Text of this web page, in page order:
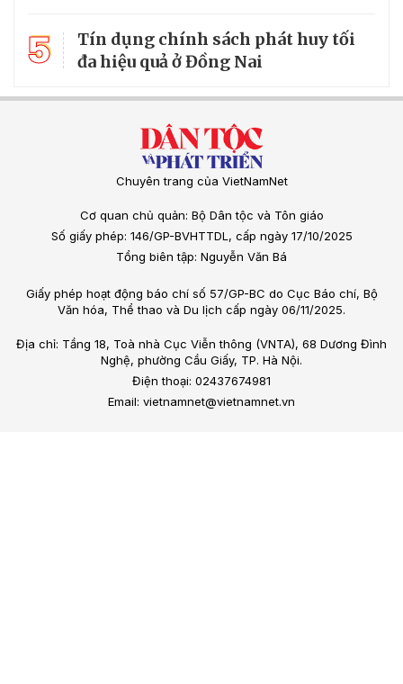
5
Tín dụng chính sách phát huy tối
đa hiệu quả ở Đồng Nai
Chuyên trang của VietNamNet
Cơ quan chủ quản: Bộ Dân tộc và Tôn giáo
Số giấy phép: 146/GP-BVHTTDL, cấp ngày 17/10/2025
Tổng biên tập: Nguyễn Văn Bá
Giấy phép hoạt động báo chí số 57/GP-BC do Cục Báo chí, Bộ
Văn hóa, Thể thao và Du lịch cấp ngày 06/11/2025.
Địa chỉ: Tầng 18, Toà nhà Cục Viễn thông (VNTA), 68 Dương Đình
Nghệ, phường Cầu Giấy, TP. Hà Nội.
Điện thoại: 02437674981
Email: vietnamnet@vietnamnet.vn